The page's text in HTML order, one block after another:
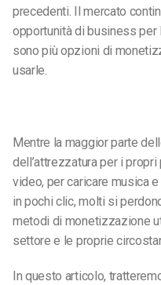
precedenti. Il mercato
opportunità di business
sono più opzioni di
usarle.
Mentre la maggior parte
dell’attrezzatura per i
video, per caricare musica
in pochi clic, molti si
metodi di monetizzazione
settore e le proprie
In questo articolo,